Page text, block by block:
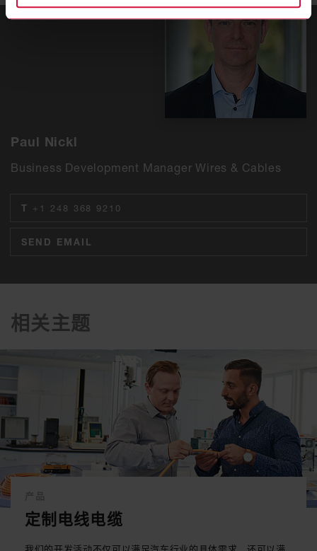
Paul Nickl
Business Development Manager Wires & Cables
T +1 248 368 9210
SEND EMAIL
相关主题
定制电线电缆